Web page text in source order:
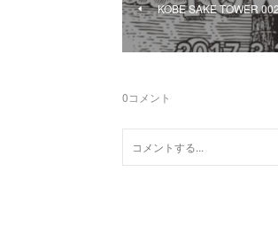
KOBE SAKE TOWER
0コメント